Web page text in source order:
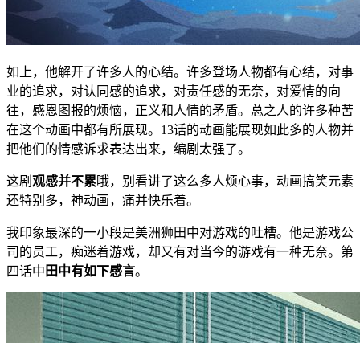
如上，他解开了许多人的心结。许多登场人物都有心结，对事
业的追求，对认同感的追求，对责任感的无奈，对爱情的向
往，感恩图报的烦恼，正义和人情的矛盾。总之人的许多种苦
在这个动画中都有所展现。13话的动画能展现如此多的人物并
把他们的情感诉求表达出来，编剧太强了。
这剧 观感并不累哦，别看讲了这么多人烦心事，动画搞笑元素
还特别多，神动画，痛并快乐着。
我印象最深的一小段是美洲狮田中对游戏的吐槽。他是游戏公
司的员工，痴迷着游戏，却又有对当今的游戏有一种无奈。第
四话中 田中有如下感言。